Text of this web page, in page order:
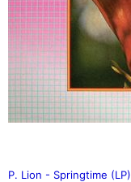
P. Lion - Springtime (LP)